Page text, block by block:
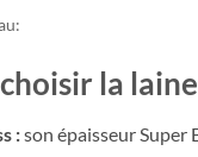
la
:son épaisseur Super